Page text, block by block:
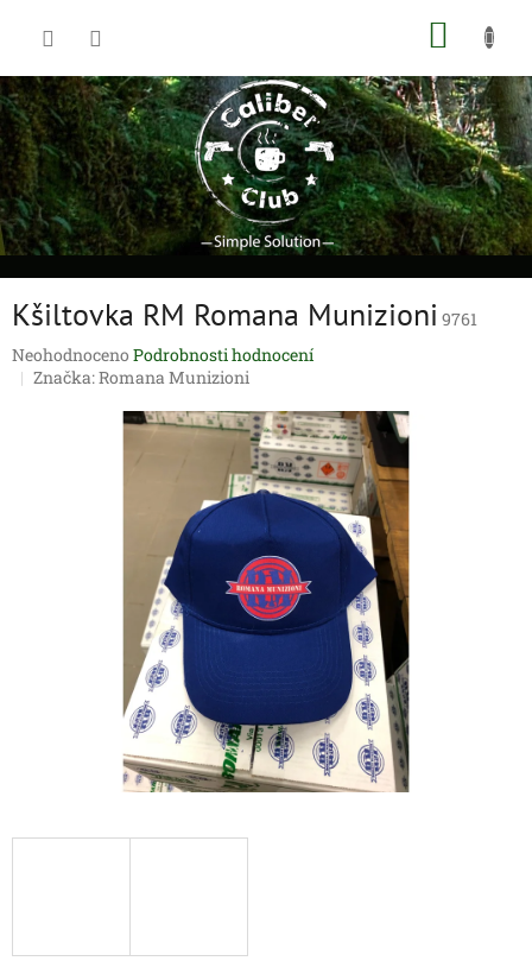
Kšiltovka RM Romana Munizioni 9761
Průměrné
hodnocení
Neohodnoceno Podrobnosti hodnocení
Značka:Romana Munizioni